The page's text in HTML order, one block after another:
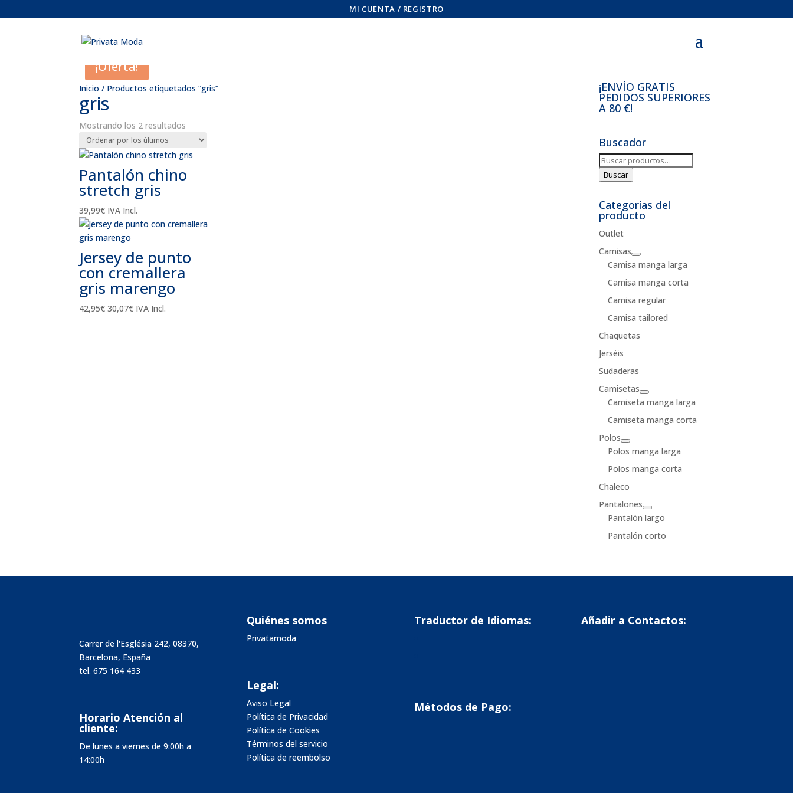
MI CUENTA / REGISTRO
Inicio / Productos etiquetados “gris”
gris
Mostrando los 2 resultados
los
Pantalón chino
stretch gris
39,99€ IVA Incl.
¡Oferta!
Jersey de punto
con cremallera
gris marengo
42,95€El
30,07€ElIVA Incl.
¡ENVÍO GRATIS
PEDIDOS SUPERIORES
A 80 €!
Buscador
Buscar
por:
Buscar
Categorías del
producto
Outlet
Camisas
Camisa manga larga
Camisa manga corta
Camisa regular
Camisa tailored
Chaquetas
Jerséis
Sudaderas
Camisetas
Camiseta manga larga
Camiseta manga corta
Polos
Polos manga larga
Polos manga corta
Chaleco
Pantalones
Pantalón largo
Pantalón corto
Carrer de l'Església 242, 08370,
Barcelona, España
tel.675 164 433
Horario Atención al
cliente:
De lunes a viernes de 9:00h a
14:00h
Quiénes somos
Privatamoda
Legal:
Aviso Legal
Política de Privacidad
Política de Cookies
Términos del servicio
Política de reembolso
Traductor de Idiomas:
Métodos de Pago:
Añadir a Contactos: